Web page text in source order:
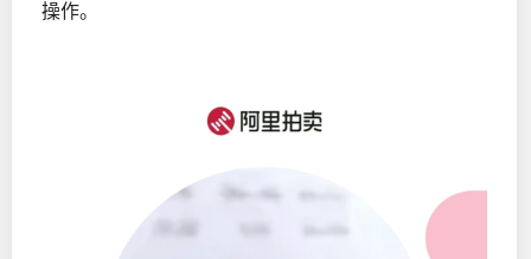
操作。